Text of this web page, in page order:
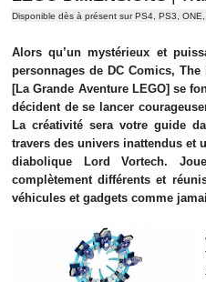
Disponible dès à présent sur PS4, PS3, ONE,
Alors qu’un mystérieux et
personnages de DC Comics,
[La Grande Aventure LEGO] se
décident de se lancer
La créativité sera votre guide
travers des univers inattendus et
diabolique Lord Vortech.
complètement différents et
véhicules et gadgets comme